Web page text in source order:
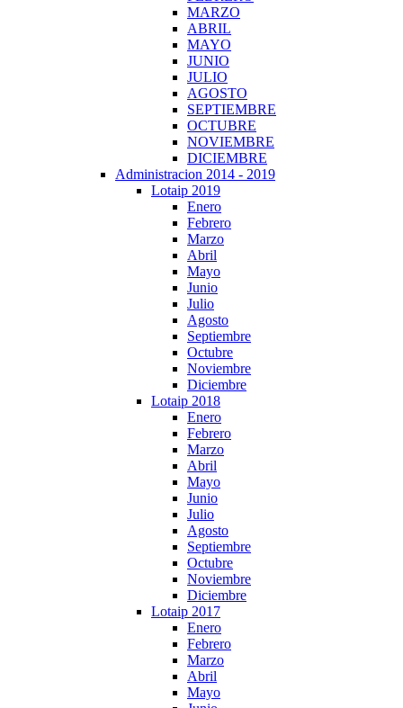
MARZO
ABRIL
MAYO
JUNIO
JULIO
AGOSTO
SEPTIEMBRE
OCTUBRE
NOVIEMBRE
DICIEMBRE
Administracion 2014 - 2019
Lotaip 2019
Enero
Febrero
Marzo
Abril
Mayo
Junio
Julio
Agosto
Septiembre
Octubre
Noviembre
Diciembre
Lotaip 2018
Enero
Febrero
Marzo
Abril
Mayo
Junio
Julio
Agosto
Septiembre
Octubre
Noviembre
Diciembre
Lotaip 2017
Enero
Febrero
Marzo
Abril
Mayo